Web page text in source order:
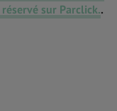
sur Parclick..